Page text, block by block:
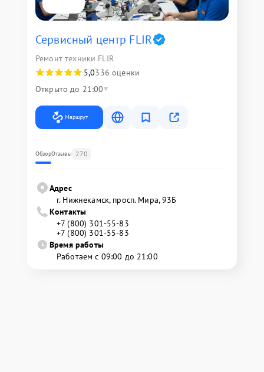
Сервисный центр FLIR
Ремонт техники FLIR
5,0336 оценки
Открыто до 21:00
Маршрут
ОбзорОтзывы 270
Адрес
г. Нижнекамск, просп. Мира, 93Б
Контакты
+7 (800) 301-55-83
+7 (800) 301-55-83
Время работы
Работаем с 09:00 до 21:00